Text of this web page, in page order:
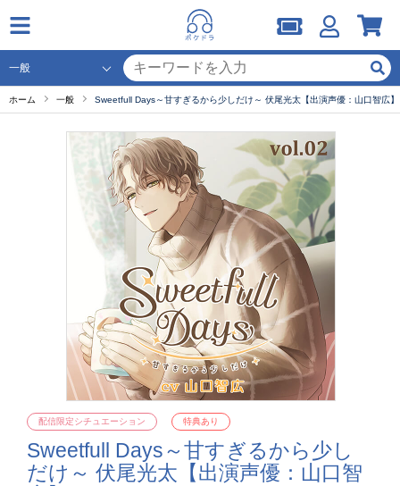
ホーム 一般 Sweetfull Days～甘すぎるから少しだけ～ 伏尾光太【出演声優：山口智広】
Sweetfull Days～甘すぎるから少し
だけ～ 伏尾光太【出演声優：山口智
配信限定シチュエーション 特典あり